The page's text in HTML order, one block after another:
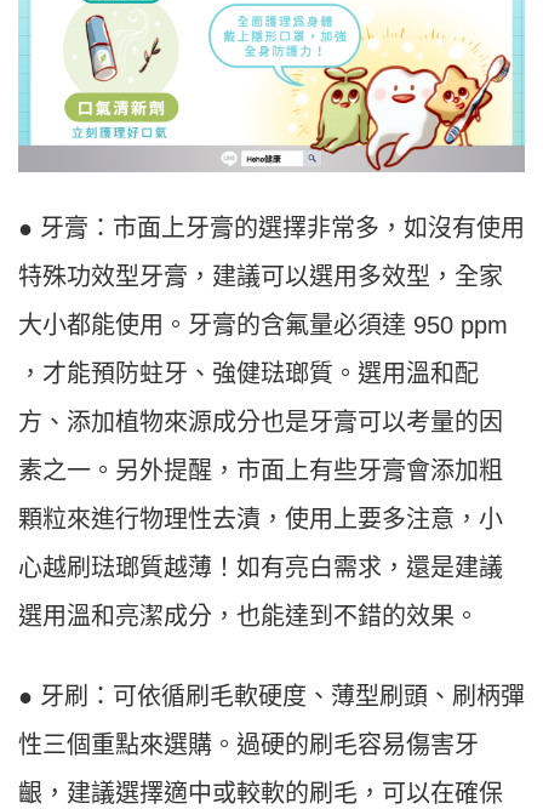
● 牙膏：市面上牙膏的選擇非常多，如沒有使用
特殊功效型牙膏，建議可以選用多效型，全家
大小都能使用。牙膏的含氟量必須達 950 ppm
，才能預防蛀牙、強健琺瑯質。選用溫和配
方、添加植物來源成分也是牙膏可以考量的因
素之一。另外提醒，市面上有些牙膏會添加粗
顆粒來進行物理性去漬，使用上要多注意，小
心越刷琺瑯質越薄！如有亮白需求，還是建議
選用溫和亮潔成分，也能達到不錯的效果。
● 牙刷：可依循刷毛軟硬度、薄型刷頭、刷柄彈
性三個重點來選購。過硬的刷毛容易傷害牙
齦，建議選擇適中或較軟的刷毛，可以在確保